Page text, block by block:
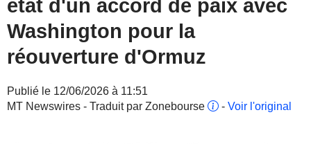
état d'un accord de paix avec
Washington pour la
réouverture d'Ormuz
Publié le 12/06/2026 à 11:51
MT Newswires - Traduit par Zonebourse
- Voir l'original